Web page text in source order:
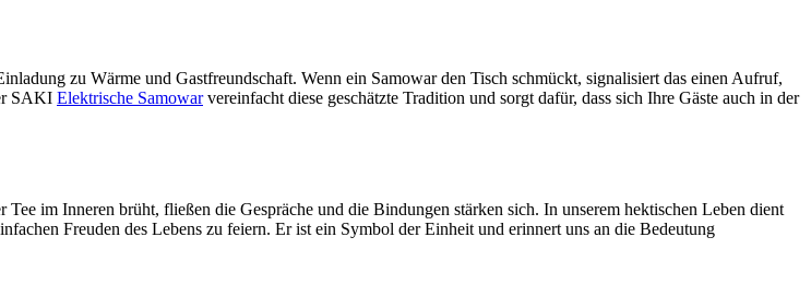
zu Wärme und Gastfreundschaft. Wenn ein Samowar den Tisch schmückt, signalisiert das einen Aufruf,
SAKI Elektrische Samowarvereinfacht diese geschätzte Tradition und sorgt dafür, dass sich Ihre Gäste auch in der
im Inneren brüht, fließen die Gespräche und die Bindungen stärken sich. In unserem hektischen Leben dient
Freuden des Lebens zu feiern. Er ist ein Symbol der Einheit und erinnert uns an die Bedeutung